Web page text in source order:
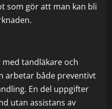
som gör att man kan bli
tandläkare och
arbetar både preventivt
En del uppgifter
utan assistans av